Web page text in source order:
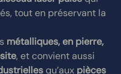
tout en préservant la
métalliques, en pierre,
, et convient aussi
qu’aux pièces